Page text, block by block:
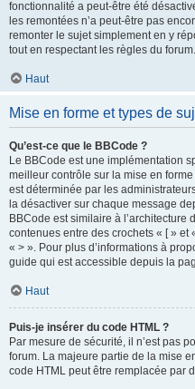
fonctionnalité a peut-être été
les remontées n’a peut-être pas
remonter le sujet simplement en y
tout en respectant les règles du forum.
Haut
Mise en forme et types de
Qu’est-ce que le BBCode ?
Le BBCode est une implémentation
meilleur contrôle sur la mise en
est déterminée par les
la désactiver sur chaque message
BBCode est similaire à l’architecture
contenues entre des crochets « [ » et
« > ». Pour plus d’informations à
guide qui est accessible depuis la
Haut
Puis-je insérer du code HTML ?
Par mesure de sécurité, il n’est pas
forum. La majeure partie de la mise
code HTML peut être remplacée par